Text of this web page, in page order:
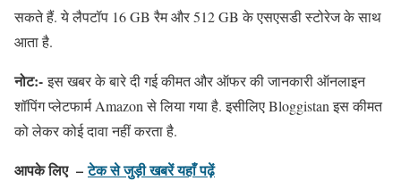
सकते हैं. ये लैपटॉप 16 GB रैम और 512 GB के एसएसडी स्टोरेज के साथ
आता है.
नोट:-इस खबर के बारे दी गई कीमत और ऑफर की जानकारी ऑनलाइन
शॉपिंग प्लेटफार्म Amazon से लिया गया है. इसीलिए Bloggistan इस कीमत
को लेकर कोई दावा नहीं करता है.
आपके लिए –टेक से जुड़ी खबरें यहाँ पढ़ें